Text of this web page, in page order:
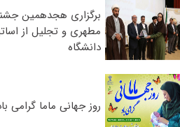
برگزاری هجدهمین
مطهری و تجلیل از
دانشگاه
روز جهانی ماما گرامی